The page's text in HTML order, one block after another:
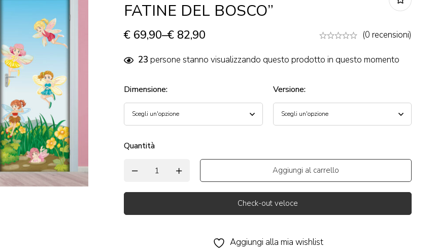
FATINE DEL BOSCO”
€ 69,90–€ 82,90 (0 recensioni)
23 persone stanno visualizzando questo prodotto in questo momento
Dimensione: Versione:
Quantità
Aggiungi al carrello
Check-out veloce
Aggiungi alla mia wishlist